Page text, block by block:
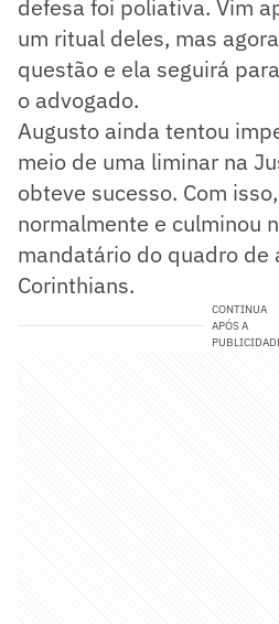
defesa foi poliativa. Vim
um ritual deles, mas
questão e ela seguirá
o advogado.
Augusto ainda tentou
meio de uma liminar na
obteve sucesso. Com
normalmente e culminou
mandatário do quadro de
Corinthians.
CONTINUA
APÓS A